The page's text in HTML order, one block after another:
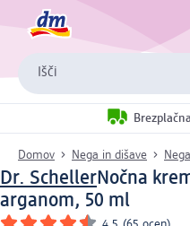
Išči
Domov Nega in dišave
Dr. SchellerNočna
arganom, 50 ml